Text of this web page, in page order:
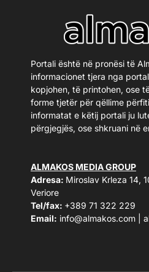
Portali është në pronësi të
informacionet tjera nga
kopjohen, të printohen, ose
forme tjetër për qëllime
informatat e këtij portali ju
përgjegjës, ose shkruani në
ALMAKOS MEDIA GROUP
Adresa: Miroslav Krleza 14,
Veriore
Tel/fax: +389 71 322 229
Email: info@almakos.com